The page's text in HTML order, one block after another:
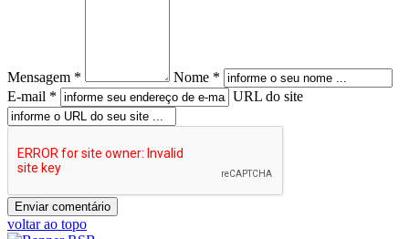
Mensagem *
Nome *
E-mail *
URL do site
voltar ao topo